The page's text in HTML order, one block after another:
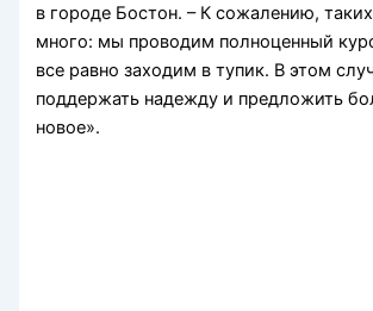
в городе Бостон. – К сожалению,
много: мы проводим полноценный
все равно заходим в тупик. В этом
поддержать надежду и предложить
новое».